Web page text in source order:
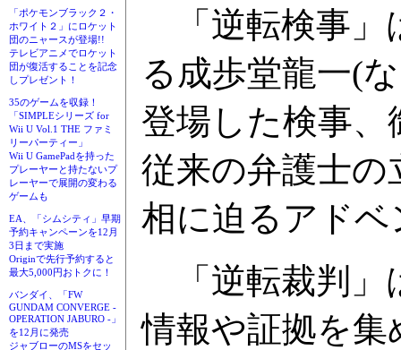
「ポケモンブラック２・
ホワイト２」にロケット
団のニャースが登場!!
テレビアニメでロケット
団が復活することを記念
しプレゼント！
35のゲームを収録！
「SIMPLEシリーズ for
Wii U Vol.1 THE ファミ
リーパーティー」
Wii U GamePadを持った
プレーヤーと持たないプ
レーヤーで展開の変わる
ゲームも
EA、「シムシティ」早期
予約キャンペーンを12月
3日まで実施
Originで先行予約すると
最大5,000円おトクに！
バンダイ、「FW
GUNDAM CONVERGE -
OPERATION JABURO -」
を12月に発売
ジャブローのMSをセッ
「逆転検事」
る成歩堂龍一(
登場した検事
従来の弁護士
相に迫るアド
「逆転裁判」
情報や証拠を集